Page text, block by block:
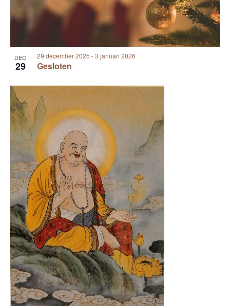
DEC
29 Gesloten
29 december 2025 -3 januari 2026